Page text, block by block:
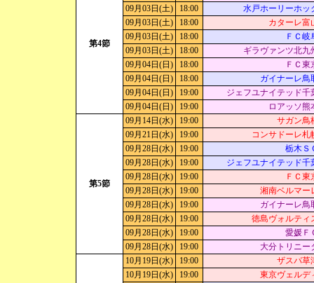
第4節
09月03日(土)
18:00
水戸ホーリーホッ
09月03日(土)
18:00
カターレ富
09月03日(土)
18:00
ＦＣ岐
09月03日(土)
18:00
ギラヴァンツ北九
09月04日(日)
18:00
ＦＣ東
09月04日(日)
18:00
ガイナーレ鳥
09月04日(日)
19:00
ジェフユナイテッド千
09月04日(日)
19:00 ロアッソ熊
第5節
09月14日(水) 19:00
サガン鳥
09月21日(水)
19:00
コンサドーレ札
09月28日(水)
19:00
栃木Ｓ
09月28日(水)
19:00
ジェフユナイテッド千
09月28日(水)
19:00
ＦＣ東
09月28日(水)
19:00
湘南ベルマー
09月28日(水)
19:00
ガイナーレ鳥
09月28日(水)
19:00
徳島ヴォルティ
09月28日(水)
19:00
愛媛Ｆ
09月28日(水)
19:00 大分トリニー
10月19日(水) 19:00
ザスパ草
10月19日(水)
19:00
東京ヴェルデ